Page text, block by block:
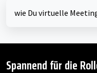
wie Du virtuelle
Spannend für die